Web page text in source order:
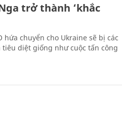
trở thành ‘khắc
hứa chuyển cho Ukraine sẽ bị các
diệt giống như cuộc tấn công